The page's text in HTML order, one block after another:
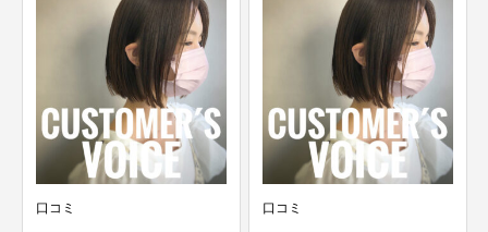
口コミ 口コミ